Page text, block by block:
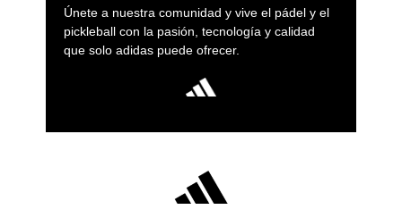
Únete a nuestra comunidad y vive el pádel y el
pickleball con la pasión, tecnología y calidad
que solo adidas puede ofrecer.